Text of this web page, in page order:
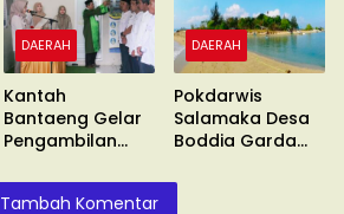
DAERAH
Kantah
Bantaeng Gelar
Pengambilan
DAERAH
Pokdarwis
Salamaka Desa
Boddia Garda
Tambah Komentar